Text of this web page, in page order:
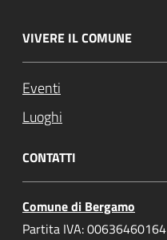
VIVERE IL COMUNE
Eventi
Luoghi
CONTATTI
Comune di Bergamo
Partita IVA: 00636460164